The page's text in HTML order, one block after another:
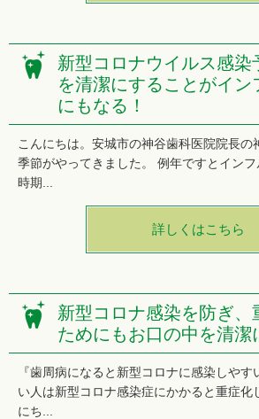
新型コロナウイルス感染
を清潔にすることがイン
にもなる！
こんにちは。安城市の神谷歯科医院院長の
季節がやってきました。 例年ですとイン
時期...
詳しくはこちら
新型コロナ感染を防ぎ、
ためにもお口の中を清潔
『歯周病になると新型コロナに感染しや
い人は新型コロナ感染症にかかると重症化
にち...